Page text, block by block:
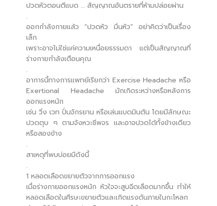
ปวดหัวตอนตีแบด … สัญญาณอันตรายที่ห้ามปล่อยผ่าน
.
ออกกำลังกายแล้ว “ปวดหัว มึนหัว” อย่าคิดว่าเป็นเรื่อง
เล็ก
เพราะอาจไม่ใช่แค่ความเหนื่อยธรรมดา แต่เป็นสัญญาณที่
ร่างกายกำลังเตือนคุณ
.
อาการนี้ทางการแพทย์เรียกว่า Exercise Headache หรือ
Exertional Headache มักเกิดระหว่างหรือหลังการ
ออกแรงหนัก
เช่น วิ่ง เวท ปั่นจักรยาน หรือเล่นแบดมินตัน โดยมีลักษณะ
ปวดตุบ ๆ ตามจังหวะชีพจร และอาจปวดได้ทั้งข้างเดียว
หรือสองข้าง
.
สาเหตุที่พบบ่อยมีดังนี้
.
1 หลอดเลือดขยายตัวจากการออกแรง
เมื่อร่างกายออกแรงหนัก หัวใจจะสูบฉีดเลือดมากขึ้น ทำให้
หลอดเลือดในศีรษะขยายตัวและเกิดแรงดันภายในกะโหลก